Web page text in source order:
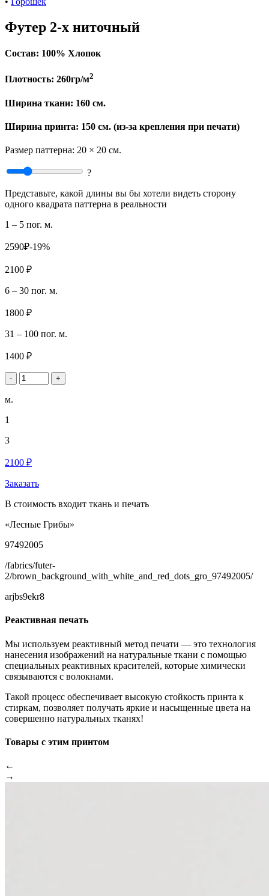
Футер 2-х ниточный
Состав: 100% Хлопок
Плотность: 260гр/м2
Ширина ткани: 160 см.
Ширина принта: 150 см. (из-за крепления при печати)
Размер паттерна: 20 × 20 см.
?
Представьте, какой длины вы бы хотели видеть сторону
одного квадрата паттерна в реальности
1 – 5 пог. м.
2590₽-19%
2100 ₽
6 – 30 пог. м.
1800 ₽
31 – 100 пог. м.
1400 ₽
- +
м.
1
3
2100 ₽
Заказать
В стоимость входит ткань и печать
«Лесные Грибы»
97492005
/fabrics/futer-
2/brown_background_with_white_and_red_dots_gro_97492005/
arjbs9ekr8
Реактивная печать
Мы используем реактивный метод печати — это технология
нанесения изображений на натуральные ткани с помощью
специальных реактивных красителей, которые химически
связываются с волокнами.
Такой процесс обеспечивает высокую стойкость принта к
стиркам, позволяет получать яркие и насыщенные цвета на
совершенно натуральных тканях!
Товары с этим принтом
←
→